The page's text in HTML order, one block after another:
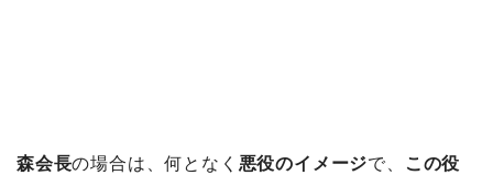
森会長の場合は、何となく 悪役のイメージで、
この役